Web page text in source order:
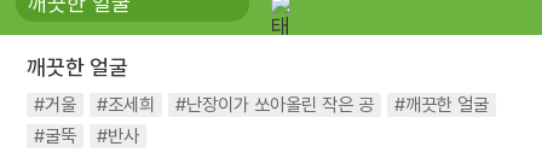
#희망
#나눔 #친구 #링컨학교
#독서
#건강
깨끗한 얼굴
#거울 #조세희 #난장이가 쏘아올린 작은 공
#깨끗한 얼굴
#굴뚝
#반사